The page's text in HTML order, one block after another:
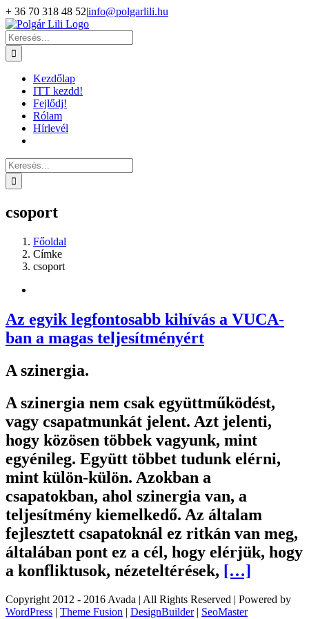
Kihagyás
+ 36 70 318 48 52|info@polgarlili.hu
Keresés...
Kezdőlap
ITT kezdd!
Fejlődj!
Rólam
Hírlevél
Keresés...
csoport
Főoldal
Címke
csoport
Az egyik legfontosabb kihívás a VUCA-
ban a magas teljesítményért
A szinergia.
A szinergia nem csak együttműködést,
vagy csapatmunkát jelent. Azt jelenti,
hogy közösen többek vagyunk, mint
egyénileg. Együtt többet tudunk elérni,
mint külön-külön. Azokban a
csapatokban, ahol szinergia van, a
teljesítmény kiemelkedő. Az általam
fejlesztett csapatoknál ez ritkán van meg,
általában pont ez a cél, hogy elérjük, hogy
a konfliktusok, nézeteltérések, […]
Copyright 2012 - 2016 Avada | All Rights Reserved | Powered by
WordPress | Theme Fusion | DesignBuilder| SeoMaster